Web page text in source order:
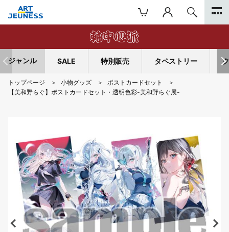
ジャンル SALE 特別販売 タペストリー
トップページ 小物グッズ
ポストカードセット
【美和野らぐ】ポストカードセット・透明色彩-美和野らぐ展-